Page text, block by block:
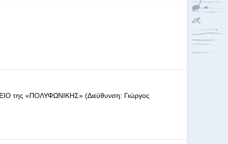
της «ΠΟΛΥΦΩΝΙΚΗΣ» (Διεύθυνση: Γιώργος